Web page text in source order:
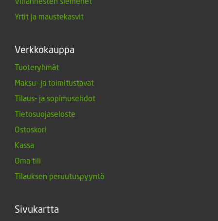
Yrtit ja maustekasvit
Verkkokauppa
Tuoteryhmät
Maksu- ja toimitustavat
Tilaus- ja sopimusehdot
Tietosuojaseloste
Ostoskori
Kassa
Oma tili
Tilauksen peruutuspyyntö
Sivukartta